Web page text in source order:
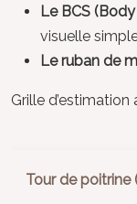
Le BCS
visuelle
Le ruban de
Grille
Tour de poitrine